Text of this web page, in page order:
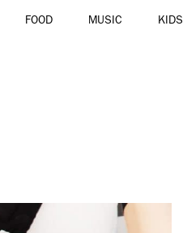
FOOD MUSIC KIDS